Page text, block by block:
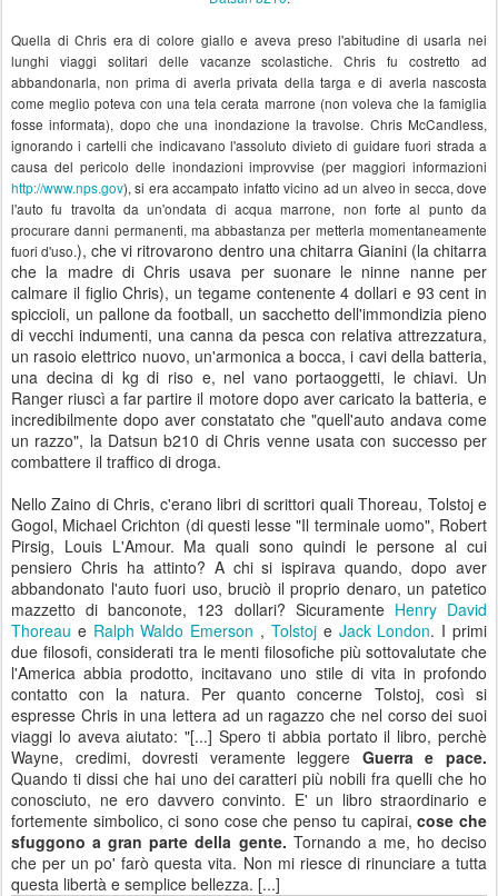
Quella di Chris era di colore giallo e aveva preso l'abitudine di usarla nei
lunghi viaggi solitari delle vacanze scolastiche. Chris fu costretto ad
abbandonarla, non prima di averla privata della targa e di averla nascosta
come meglio poteva con una tela cerata marrone (non voleva che la famiglia
fosse informata), dopo che una inondazione la travolse. Chris McCandless,
ignorando i cartelli che indicavano l'assoluto divieto di guidare fuori strada a
causa del pericolo delle inondazioni improvvise (per maggiori informazioni
http://www.nps.gov), si era accampato infatto vicino ad un alveo in secca, dove
l'auto fu travolta da un'ondata di acqua marrone, non forte al punto da
procurare danni permanenti, ma abbastanza per metterla momentaneamente
fuori d'uso.), che vi ritrovarono dentro una chitarra Gianini (la chitarra
che la madre di Chris usava per suonare le ninne nanne per
calmare il figlio Chris), un tegame contenente 4 dollari e 93 cent in
spiccioli, un pallone da football, un sacchetto dell'immondizia pieno
di vecchi indumenti, una canna da pesca con relativa attrezzatura,
un rasoio elettrico nuovo, un'armonica a bocca, i cavi della batteria,
una decina di kg di riso e, nel vano portaoggetti, le chiavi. Un
Ranger riuscì a far partire il motore dopo aver caricato la batteria, e
incredibilmente dopo aver constatato che "quell'auto andava come
un razzo", la Datsun b210 di Chris venne usata con successo per
combattere il traffico di droga.
Nello Zaino di Chris, c'erano libri di scrittori quali Thoreau, Tolstoj e
Gogol, Michael Crichton (di questi lesse "Il terminale uomo", Robert
Pirsig, Louis L'Amour. Ma quali sono quindi le persone al cui
pensiero Chris ha attinto? A chi si ispirava quando, dopo aver
abbandonato l'auto fuori uso, bruciò il proprio denaro, un patetico
mazzetto di banconote, 123 dollari? Sicuramente Henry David
Thoreau e Ralph Waldo Emerson , Tolstoje Jack London. I primi
due filosofi, considerati tra le menti filosofiche più sottovalutate che
l'America abbia prodotto, incitavano uno stile di vita in profondo
contatto con la natura. Per quanto concerne Tolstoj, così si
espresse Chris in una lettera ad un ragazzo che nel corso dei suoi
viaggi lo aveva aiutato: "[...] Spero ti abbia portato il libro, perchè
Wayne, credimi, dovresti veramente leggere Guerra e pace.
Quando ti dissi che hai uno dei caratteri più nobili fra quelli che ho
conosciuto, ne ero davvero convinto. E' un libro straordinario e
fortemente simbolico, ci sono cose che penso tu capirai,cose che
sfuggono a gran parte della gente. Tornando a me, ho deciso
che per un po' farò questa vita. Non mi riesce di rinunciare a tutta
questa libertà e semplice bellezza. [...]